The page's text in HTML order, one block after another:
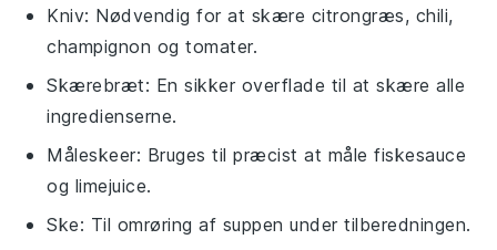
Kniv: Nødvendig for at skære citrongræs, chili,
champignon og tomater.
Skærebræt: En sikker overflade til at skære alle
ingredienserne.
Måleskeer: Bruges til præcist at måle fiskesauce
og limejuice.
Ske: Til omrøring af suppen under tilberedningen.